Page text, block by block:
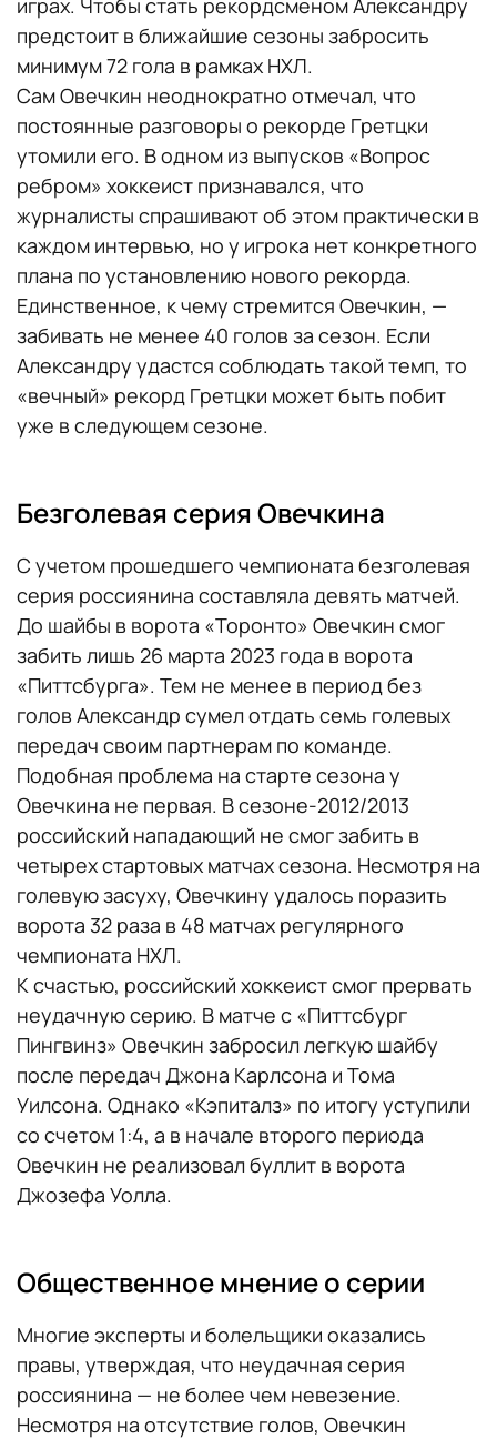
предстоит в ближайшие сезоны забросить
минимум 72 гола в рамках НХЛ.
Сам Овечкин неоднократно отмечал, что
постоянные разговоры о рекорде Гретцки
утомили его. В одном из выпусков «Вопрос
ребром» хоккеист признавался, что
журналисты спрашивают об этом практически в
каждом интервью, но у игрока нет конкретного
плана по установлению нового рекорда.
Единственное, к чему стремится Овечкин, —
забивать не менее 40 голов за сезон. Если
Александру удастся соблюдать такой темп, то
«вечный» рекорд Гретцки может быть побит
уже в следующем сезоне.
Безголевая серия Овечкина
С учетом прошедшего чемпионата безголевая
серия россиянина составляла девять матчей.
До шайбы в ворота «Торонто» Овечкин смог
забить лишь 26 марта 2023 года в ворота
«Питтсбурга». Тем не менее в период без
голов Александр сумел отдать семь голевых
передач своим партнерам по команде.
Подобная проблема на старте сезона у
Овечкина не первая. В сезоне-2012/2013
российский нападающий не смог забить в
четырех стартовых матчах сезона. Несмотря на
голевую засуху, Овечкину удалось поразить
ворота 32 раза в 48 матчах регулярного
чемпионата НХЛ.
К счастью, российский хоккеист смог прервать
неудачную серию. В матче с «Питтсбург
Пингвинз» Овечкин забросил легкую шайбу
после передач Джона Карлсона и Тома
Уилсона. Однако «Кэпиталз» по итогу уступили
со счетом 1:4, а в начале второго периода
Овечкин не реализовал буллит в ворота
Джозефа Уолла.
Общественное мнение о серии
Многие эксперты и болельщики оказались
правы, утверждая, что неудачная серия
россиянина — не более чем невезение.
Несмотря на отсутствие голов, Овечкин